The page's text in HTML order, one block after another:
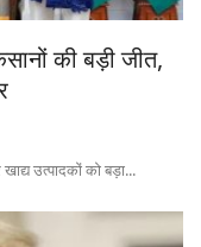
की बड़ी जीत,
उत्पादकों को बड़ा...